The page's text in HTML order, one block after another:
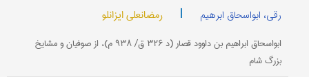
رقی، ابواسحاق ابرهیم | رمضانعلی ایزانلو
ابواسحاق ابراهیم بن داوود قصار (د ۳۲۶ ق/ ۹۳۸ م)، از صوفیان و مشایخ
بزرگ شام